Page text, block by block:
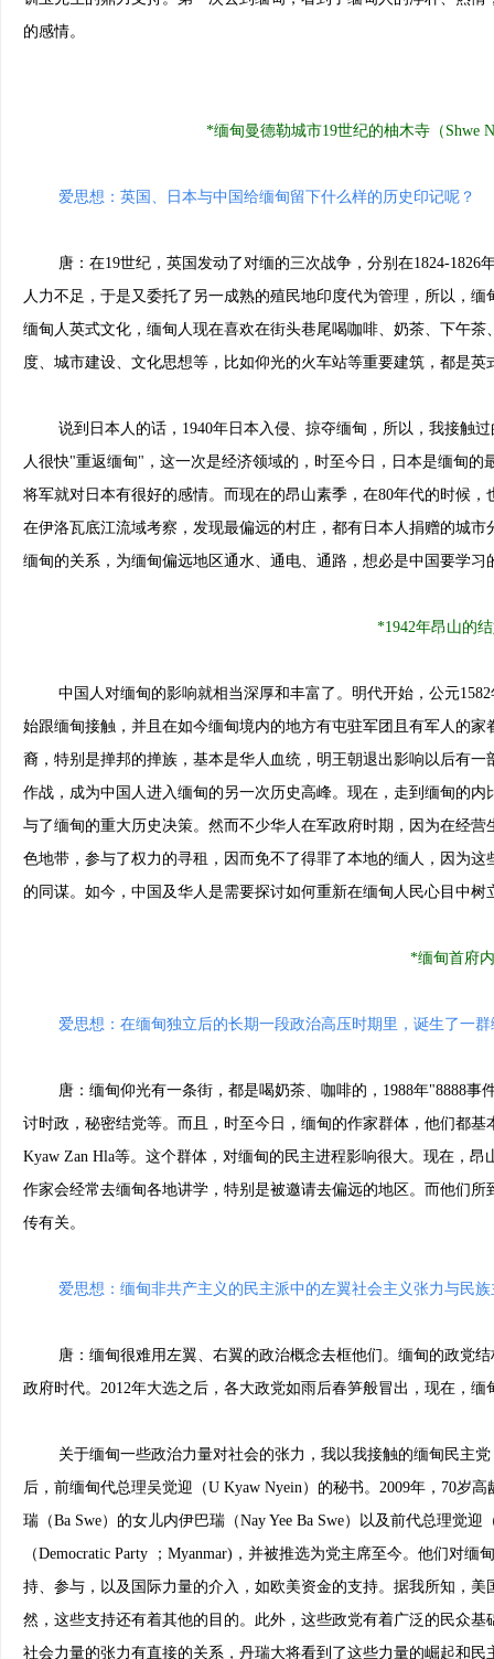
的感情。
*缅甸曼德勒城市19世纪的柚木寺（Shwe
爱思想：英国、日本与中国给缅甸留下什么样的历史印记呢？
唐：在19世纪，英国发动了对缅的三次战争，分别在1824-1826
人力不足，于是又委托了另一成熟的殖民地印度代为管理，所以，
缅甸人英式文化，缅甸人现在喜欢在街头巷尾喝咖啡、奶茶、下午
度、城市建设、文化思想等，比如仰光的火车站等重要建筑，都是英
说到日本人的话，1940年日本入侵、掠夺缅甸，所以，我接触过
人很快"重返缅甸"，这一次是经济领域的，时至今日，日本是缅甸
将军就对日本有很好的感情。而现在的昂山素季，在80年代的时候
在伊洛瓦底江流域考察，发现最偏远的村庄，都有日本人捐赠的城
缅甸的关系，为缅甸偏远地区通水、通电、通路，想必是中国要学习
*1942年昂山的
中国人对缅甸的影响就相当深厚和丰富了。明代开始，公元1582
始跟缅甸接触，并且在如今缅甸境内的地方有屯驻军团且有军人的
裔，特别是掸邦的掸族，基本是华人血统，明王朝退出影响以后有
作战，成为中国人进入缅甸的另一次历史高峰。现在，走到缅甸的
与了缅甸的重大历史决策。然而不少华人在军政府时期，因为在经
色地带，参与了权力的寻租，因而免不了得罪了本地的缅人，因为
的同谋。如今，中国及华人是需要探讨如何重新在缅甸人民心目中树
*缅甸首府
爱思想：在缅甸独立后的长期一段政治高压时期里，诞生了一
唐：缅甸仰光有一条街，都是喝奶茶、咖啡的，1988年"8888事
讨时政，秘密结党等。而且，时至今日，缅甸的作家群体，他们都
Kyaw Zan Hla等。这个群体，对缅甸的民主进程影响很大。现在，
作家会经常去缅甸各地讲学，特别是被邀请去偏远的地区。而他们
传有关。
爱思想：缅甸非共产主义的民主派中的左翼社会主义张力与民
唐：缅甸很难用左翼、右翼的政治概念去框他们。缅甸的政党结
政府时代。2012年大选之后，各大政党如雨后春笋般冒出，现在，缅
关于缅甸一些政治力量对社会的张力，我以我接触的缅甸民主党
后，前缅甸代总理吴觉迎（U Kyaw Nyein）的秘书。2009年，70岁
瑞（Ba Swe）的女儿内伊巴瑞（Nay Yee Ba Swe）以及前代总理觉
（Democratic Party ；Myanmar)，并被推选为党主席至今。他们对
持、参与，以及国际力量的介入，如欧美资金的支持。据我所知，
然，这些支持还有着其他的目的。此外，这些政党有着广泛的民众
社会力量的张力有直接的关系，丹瑞大将看到了这些力量的崛起和民